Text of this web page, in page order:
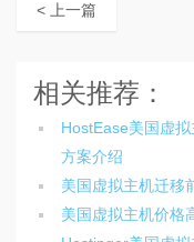
< 上一篇
相关推荐：
HostEase美国虚
方案介绍
美国虚拟主机迁移
美国虚拟主机价格